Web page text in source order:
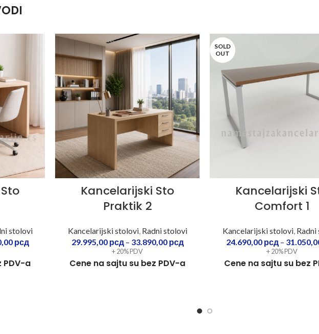
stolovi
рсд
PDV-a
Kancelarijski Sto
Praktik 2
Kancelarijski stolovi, Radni stolovi
29.995,00 рсд– 33.890,00 рсд
+ 20% PDV
Cene na sajtu su bez PDV-a
SOLD
OUT
Kancelarijski
Comfort 1
Kancelarijski stolovi,
24.690,00 рсд–
+ 20% PDV
Cene na sajtu su bez